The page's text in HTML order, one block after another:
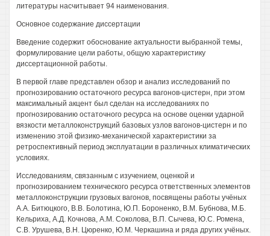
литературы насчитывает 94 наименования.
Основное содержание диссертации
Введение содержит обоснование актуальности выбранной темы,
формулирование цели работы, общую характеристику
диссертационной работы.
В первой главе представлен обзор и анализ исследований по
прогнозированию остаточного ресурса вагонов-цистерн, при этом
максимальный акцент был сделан на исследованиях по
прогнозированию остаточного ресурса на основе оценки ударной
вязкости металлоконструкций базовых узлов вагонов-цистерн и по
изменению этой физико-механической характеристики за
ретроспективный период эксплуатации в различных климатических
условиях.
Исследованиям, связанным с изучением, оценкой и
прогнозированием технического ресурса ответственных элементов
металлоконструкции грузовых вагонов, посвящены работы учёных
A.A. Битюцкого, В.В. Болотина, Ю.П. Бороненко, В.М. Бубнова, М.Б.
Кельриха, А.Д. Кочнова, A.M. Соколова, В.П. Сычева, Ю.С. Ромена,
C.B. Урушева, В.Н. Цюренко, Ю.М. Черкашина и ряда других учёных.